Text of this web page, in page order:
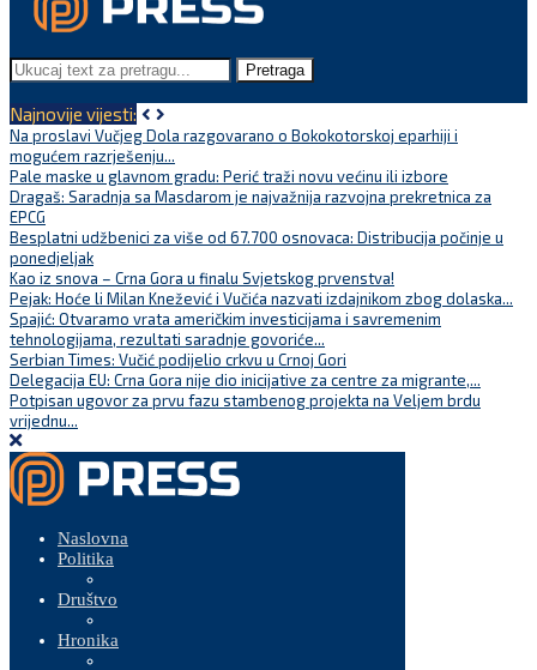
Pretraga
Najnovije vijesti:
Na proslavi Vučjeg Dola razgovarano o Bokokotorskoj eparhiji i
mogućem razrješenju...
Pale maske u glavnom gradu: Perić traži novu većinu ili izbore
Dragaš: Saradnja sa Masdarom je najvažnija razvojna prekretnica za
EPCG
Besplatni udžbenici za više od 67.700 osnovaca: Distribucija počinje u
ponedjeljak
Kao iz snova – Crna Gora u finalu Svjetskog prvenstva!
Pejak: Hoće li Milan Knežević i Vučića nazvati izdajnikom zbog dolaska...
Spajić: Otvaramo vrata američkim investicijama i savremenim
tehnologijama, rezultati saradnje govoriće...
Serbian Times: Vučić podijelio crkvu u Crnoj Gori
Delegacija EU: Crna Gora nije dio inicijative za centre za migrante,...
Potpisan ugovor za prvu fazu stambenog projekta na Veljem brdu
vrijednu...
Naslovna
Politika
Društvo
Hronika